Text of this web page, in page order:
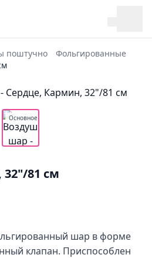
поштучно
Фольгированные
Основное
81 см
шар в форме
клапан. Приспособлен